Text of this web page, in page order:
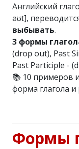
Английский
aʊt],
выбывать.
3 формы
(drop out), Past
Past Participle -
📚 10 примеров
форма глагола и
Формы